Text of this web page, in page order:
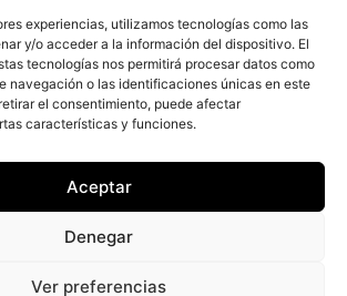
experiencias, utilizamos tecnologías como las
y/o acceder a la información del dispositivo. El
tecnologías nos permitirá procesar datos como
navegación o las identificaciones únicas en este
el consentimiento, puede afectar
características y funciones.
Aceptar
Denegar
Ver preferencias
en redes sociales
Fernández de la Hoz 70, 1ºB - 28003 - Madrid